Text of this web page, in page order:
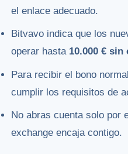
el enlace adecuado.
Bitvavo indica que los
operar hasta 10.000 €
Para recibir el bono
cumplir los requisitos de
No abras cuenta solo por
exchange encaja contigo.